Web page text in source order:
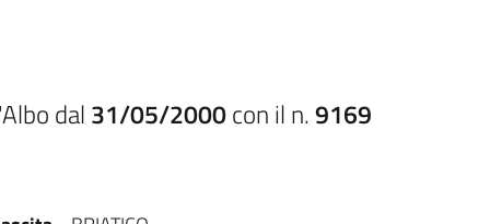
dal 31/05/2000con il n.9169